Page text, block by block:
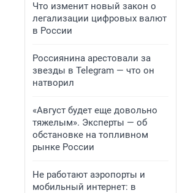
Что изменит новый закон о
легализации цифровых валют
в России
Россиянина арестовали за
звезды в Telegram — что он
натворил
«Август будет еще довольно
тяжелым». Эксперты — об
обстановке на топливном
рынке России
Не работают аэропорты и
мобильный интернет: в